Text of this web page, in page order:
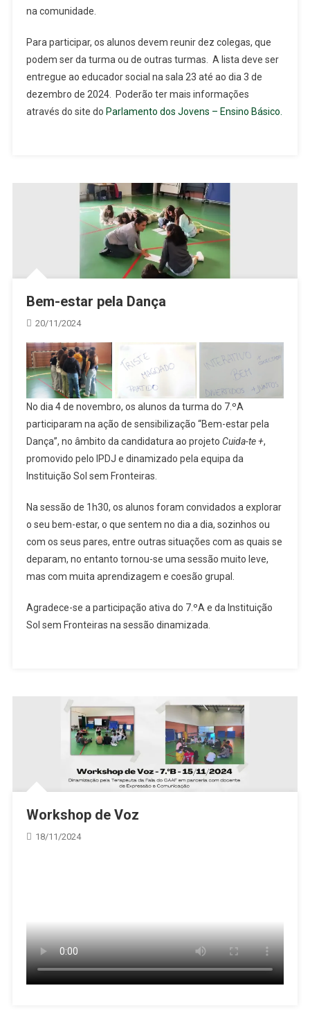
na comunidade.
Para participar, os alunos devem reunir dez colegas, que
podem ser da turma ou de outras turmas. A lista deve ser
entregue ao educador social na sala 23 até ao dia 3 de
dezembro de 2024. Poderão ter mais informações
através do site do Parlamento dos Jovens – Ensino Básico.
Bem-estar pela Dança
20/11/2024
No dia 4 de novembro, os alunos da turma do 7.ºA
participaram na ação de sensibilização “Bem-estar pela
Dança”, no âmbito da candidatura ao projeto Cuida-te +,
promovido pelo IPDJ e dinamizado pela equipa da
Instituição Sol sem Fronteiras.
Na sessão de 1h30, os alunos foram convidados a explorar
o seu bem-estar, o que sentem no dia a dia, sozinhos ou
com os seus pares, entre outras situações com as quais se
deparam, no entanto tornou-se uma sessão muito leve,
mas com muita aprendizagem e coesão grupal.
Agradece-se a participação ativa do 7.ºA e da Instituição
Sol sem Fronteiras na sessão dinamizada.
Workshop de Voz
18/11/2024